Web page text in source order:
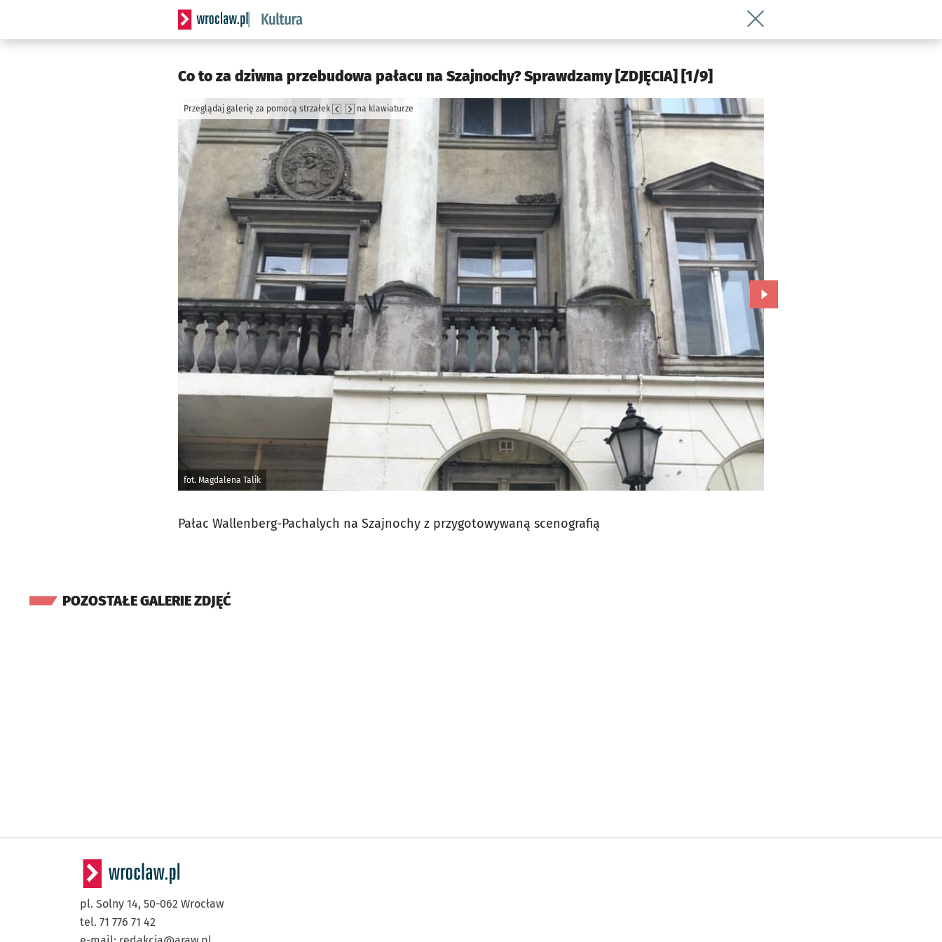
Serwis informacyjny wroclaw.pl podserwis: Kultura
Wróć do artykułu Co to za dziwna
Co to za dziwna przebudowa pałacu na Szajnochy? Sprawdzamy [ZDJĘCIA] [1/9]
fot. Magdalena Talik
Przeglądaj galerię za pomocą strzałek na klawiaturze
Przejdź do kolejnego zdjęcia.
Pałac Wallenberg-Pachalych na Szajnochy z przygotowywaną scenografią
POZOSTAŁE GALERIE ZDJĘĆ
pl. Solny 14, 50-062 Wrocław
tel. 71 776 71 42